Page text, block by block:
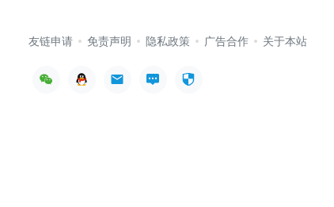
友链申请 免责声明 隐私政策 广告合作 关于本站